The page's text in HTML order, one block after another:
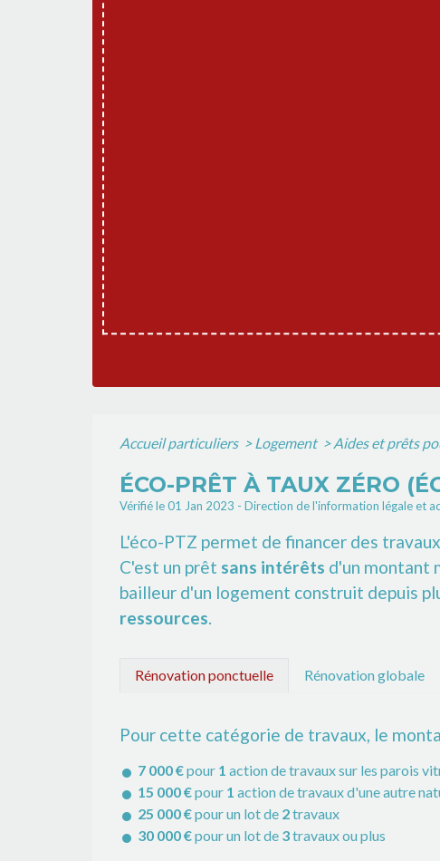
Accueil particuliers > Logement > Aides et prêts
ÉCO-PRÊT À TAUX ZÉRO
Vérifié le 01 Jan 2023 - Direction de l'information légale et
L'éco-PTZ permet de financer des
C'est un prêt sans intérêts d'un montant
bailleur d'un logement construit depuis
ressources.
Rénovation ponctuelle Rénovation globale
Pour cette catégorie de travaux, le
7 000 €pour 1 action de travaux sur les parois
15 000 €pour 1 action de travaux d'une autre
25 000 €pour un lot de 2travaux
30 000 €pour un lot de 3travaux ou plus